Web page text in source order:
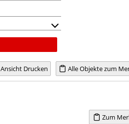
Alle Objekte zum
Ansicht Drucken
Zum